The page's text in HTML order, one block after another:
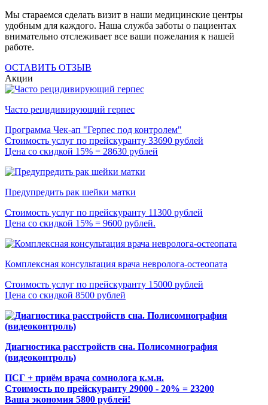
Мы стараемся сделать визит в наши медицинские центры
удобным для каждого. Наша служба заботы о пациентах
внимательно отслеживает все ваши пожелания к нашей
работе.
ОСТАВИТЬ ОТЗЫВ
Акции
Часто рецидивирующий герпес
Программа Чек-ап "Герпес под контролем"
Стоимость услуг по прейскуранту 33690 рублей
Цена со скидкой 15% = 28630 рублей
Предупредить рак шейки матки
Стоимость услуг по прейскуранту 11300 рублей
Цена со скидкой 15% = 9600 рублей.
Комплексная консультация врача невролога-остеопата
Стоимость услуг по прейскуранту 15000 рублей
Цена со скидкой 8500 рублей
Диагностика расстройств сна. Полисомнография
(видеоконтроль)
ПСГ + приём врача сомнолога к.м.н.
Стоимость по прейскуранту 29000 - 20% = 23200
Ваша экономия 5800 рублей!